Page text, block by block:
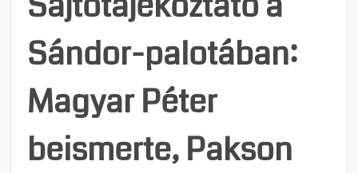
Sándor-palotában:
Magyar Péter
beismerte, Pakson